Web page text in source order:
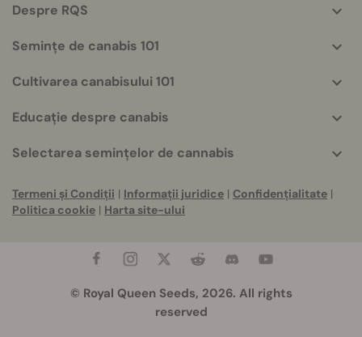
info
Despre RQS
Semințe de canabis 101
Cultivarea canabisului 101
Educație despre canabis
Selectarea semințelor de cannabis
Termeni și Condiții | Informații juridice | Confidențialitate |
Politica cookie | Harta site-ului
© Royal Queen Seeds, 2026. All rights
reserved